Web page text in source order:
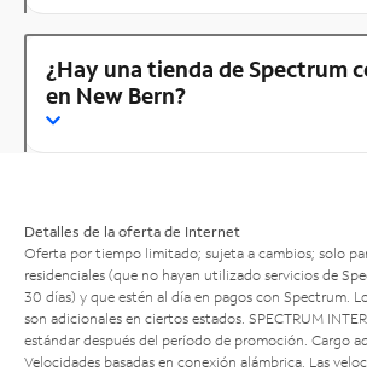
¿Hay una tienda de Spectrum
en New Bern?
Detalles de la oferta de Internet
Oferta por tiempo limitado; sujeta a cambios; solo
residenciales (que no hayan utilizado servicios de
30 días) y que estén al día en pagos con Spectrum.
son adicionales en ciertos estados. SPECTRUM
estándar después del período de promoción. Cargo
Velocidades basadas en conexión alámbrica. Las